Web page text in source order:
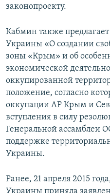
законопроекту.
Кабмин также
Украины «О создании
зоны «Крым» и об
экономической
оккупированной
положение, согласно
оккупации АР Крым и
вступления в силу
Генеральной ассамблеи
поддержке
Украины.
Ранее, 21 апреля 2015